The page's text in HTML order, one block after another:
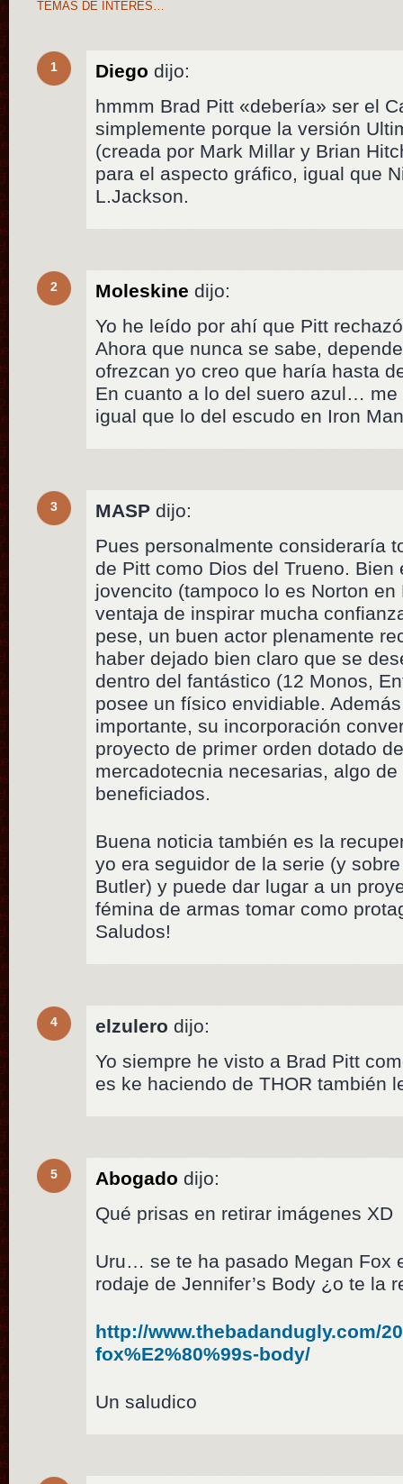
TEMAS DE INTERÉS…
1 Diego dijo:
hmmm Brad Pitt «debería» ser el
simplemente porque la versión
(creada por Mark Millar y Brian
para el aspecto gráfico, igual que
L.Jackson.
2 Moleskine dijo:
Yo he leído por ahí que Pitt
Ahora que nunca se sabe,
ofrezcan yo creo que haría hasta
En cuanto a lo del suero azul… me
igual que lo del escudo en Iron
3 MASP dijo:
Pues personalmente consideraría
de Pitt como Dios del Trueno.
jovencito (tampoco lo es Norton
ventaja de inspirar mucha
pese, un buen actor plenamente
haber dejado bien claro que se
dentro del fantástico (12 Monos,
posee un físico envidiable.
importante, su incorporación
proyecto de primer orden dotado
mercadotecnia necesarias, algo
beneficiados.
Buena noticia también es la
yo era seguidor de la serie (y
Butler) y puede dar lugar a un
fémina de armas tomar como
Saludos!
4 elzulero dijo:
Yo siempre he visto a Brad Pitt
es ke haciendo de THOR también
5 Abogado dijo:
Qué prisas en retirar imágenes XD
Uru… se te ha pasado Megan Fox
rodaje de Jennifer’s Body ¿o te la
http://www.thebadandugly.com/
fox%E2%80%99s-body/
Un saludico